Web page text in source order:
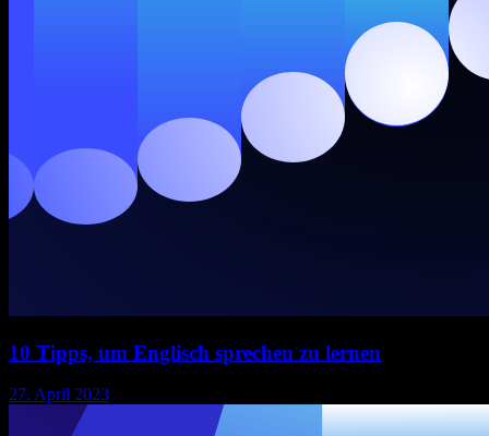
10 Tipps, um Englisch sprechen zu lernen
27. April 2023